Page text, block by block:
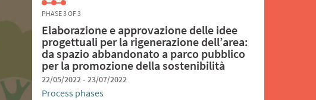
PHASE 3 OF 3
Elaborazione e approvazione delle idee
progettuali per la rigenerazione dell’area:
da spazio abbandonato a parco pubblico
per la promozione della sostenibilità
22/05/2022 - 23/07/2022
Process phases